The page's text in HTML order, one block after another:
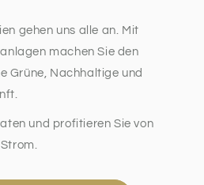
gehen uns alle an. Mit
machen Sie den
Grüne, Nachhaltige und
und profitieren Sie von